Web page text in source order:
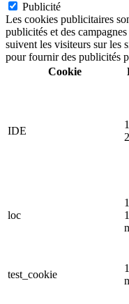
Publicité
Les cookies publicitaires
publicités et des
suivent les visiteurs sur les
pour fournir des publicités
Cookie
IDE
loc
1
test_cookie